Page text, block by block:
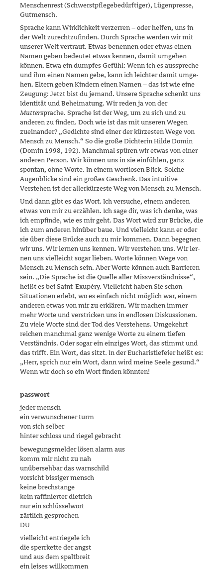
Menschenrest (Schwerstpflegebedürftiger), Lügenpresse,
Gutmensch.
Sprache kann Wirklichkeit verzerren – oder helfen, uns in
der Welt zu­rechtzufinden. Durch Sprache werden wir mit
unserer Welt vertraut. Etwas benennen oder etwas einen
Namen geben bedeutet etwas ken­nen, damit um­ge­hen
können. Etwa ein dumpfes Gefühl: Wenn ich es ausspreche
und ihm einen Namen gebe, kann ich leichter damit umge­
hen. Eltern geben Kindern einen Namen – das ist wie eine
Zeugung: Jetzt bist du jemand. Unsere Sprache schenkt uns
Identität und Behei­matung. Wir reden ja von der
Muttersprache. Sprache ist der Weg, um zu sich und zu
anderen zu finden. Doch wie ist das mit unseren Wegen
zueinander? „Gedichte sind einer der kürzesten Wege von
Mensch zu Mensch.“ So die große Dichterin Hilde Domin
(Domin 1998, 192). Manchmal spüren wir etwas von einer
anderen Person. Wir können uns in sie einfühlen, ganz
spontan, ohne Worte. In einem wortlosen Blick. Solche
Augenblicke sind ein großes Geschenk. Das intuitive
Verstehen ist der allerkürzeste Weg von Mensch zu Mensch.
Und dann gibt es das Wort. Ich versuche, einem anderen
etwas von mir zu erzählen. Ich sage dir, was ich denke, was
ich empfinde, wie es mir geht. Das Wort wird zur Brücke, die
ich zum anderen hinüber baue. Und vielleicht kann er oder
sie über diese Brücke auch zu mir kommen. Dann begegnen
wir uns. Wir lernen uns kennen. Wir verstehen uns. Wir ler­
nen uns vielleicht sogar lieben. Worte können Wege von
Mensch zu Mensch sein. Aber Worte können auch Barrieren
sein. „Die Sprache ist die Quelle aller Missverständnisse“,
heißt es bei Saint-Exupéry. Viel­leicht haben Sie schon
Situationen erlebt, wo es einfach nicht möglich war, einem
anderen etwas von mir zu erklären. Wir machen immer
mehr Worte und verstricken uns in endlosen Diskussionen.
Zu viele Worte sind der Tod des Verstehens. Umgekehrt
reichen manchmal ganz wenige Worte zu einem tiefen
Verständnis. Oder sogar ein einziges Wort, das stimmt und
das trifft. Ein Wort, das sitzt. In der Eucharistie­feier heißt es:
„Herr, sprich nur ein Wort, dann wird meine Seele gesund.“
Wenn wir doch so ein Wort finden könnten!
passwort
jeder mensch
ein verwunschener turm
von sich selber
hinter schloss und riegel gebracht
bewegungsmelder lösen alarm aus
komm mir nicht zu nah
unübersehbar das warnschild
vorsicht bissiger mensch
keine brechstange
kein raffinierter dietrich
nur ein schlüsselwort
zärtlich gesprochen
DU
vielleicht entriegele ich
die sperrkette der angst
und aus dem spaltbreit
ein leises willkommen